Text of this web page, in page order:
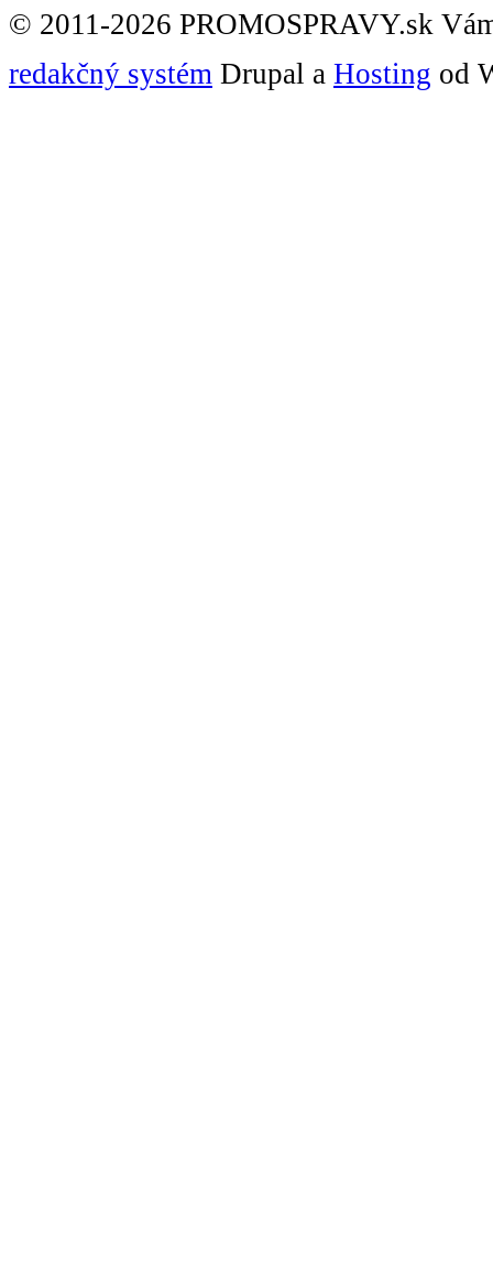
© 2011-2026 PROMOSPRAVY.sk
redakčný systém Drupal a Hosting od